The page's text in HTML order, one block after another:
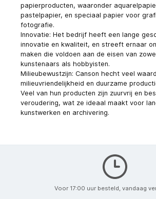
papierproducten, waaronder
pastelpapier, en speciaal papier voor
fotografie.
Innovatie: Het bedrijf heeft een lange
innovatie en kwaliteit, en streeft ernaar
maken die voldoen aan de eisen van
kunstenaars als hobbyisten.
Milieubewustzijn: Canson hecht veel
milieuvriendelijkheid en duurzame
Veel van hun producten zijn zuurvrij en
veroudering, wat ze ideaal maakt voor
kunstwerken en archivering.
Voor 17:00 uur besteld, vandaag